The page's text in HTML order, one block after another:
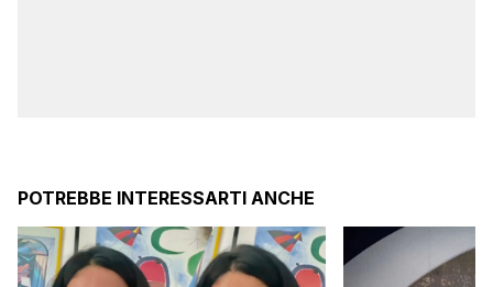
POTREBBE INTERESSARTI ANCHE